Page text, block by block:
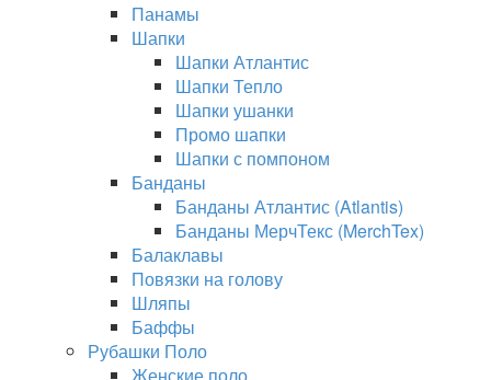
Панамы
Шапки
Шапки Атлантис
Шапки Тепло
Шапки ушанки
Промо шапки
Шапки с помпоном
Банданы
Банданы Атлантис (Atlantis)
Банданы МерчТекс (MerchTex)
Балаклавы
Повязки на голову
Шляпы
Баффы
Рубашки Поло